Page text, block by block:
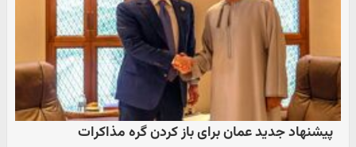
پیشنهاد جدید عمان برای باز کردن گره مذاکرات